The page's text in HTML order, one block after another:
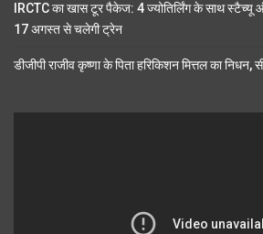
IRCTC का खास टूर पैकेज: 4 ज्योतिर्लिंग के साथ स्टैच्यू
17 अगस्त से चलेगी ट्रेन
डीजीपी राजीव कृष्णा के पिता हरिकिशन मित्तल का निधन,